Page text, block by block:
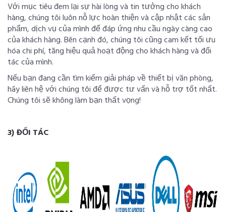
Với mục tiêu đem lại sự hài lòng và tin tưởng cho khách
hàng, chúng tôi luôn nỗ lực hoàn thiện và cập nhật các sản
phẩm, dịch vụ của mình để đáp ứng nhu cầu ngày càng cao
của khách hàng. Bên cạnh đó, chúng tôi cũng cam kết tối ưu
hóa chi phí, tăng hiệu quả hoạt động cho khách hàng và đối
tác của mình.
Nếu bạn đang cần tìm kiếm giải pháp về thiết bị văn phòng,
hãy liên hệ với chúng tôi để được tư vấn và hỗ trợ tốt nhất.
Chúng tôi sẽ không làm bạn thất vọng!
3) ĐỐI TÁC